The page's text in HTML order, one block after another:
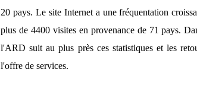
20 pays. Le site Internet a une fréquentation
plus de 4400 visites en provenance de 71 pays.
l'ARD suit au plus près ces statistiques et les
l'offre de services.